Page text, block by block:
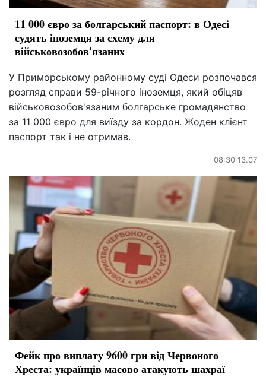
11 000 євро за болгарський паспорт: в Одесі
судять іноземця за схему для
військовозобов'язаних
У Приморському районному суді Одеси розпочався
розгляд справи 59-річного іноземця, який обіцяв
військовозобов'язаним болгарське громадянство
за 11 000 євро для виїзду за кордон. Жоден клієнт
паспорт так і не отримав.
08:30 13.07
Фейк про виплату 9600 грн від Червоного
Хреста: українців масово атакують шахраї